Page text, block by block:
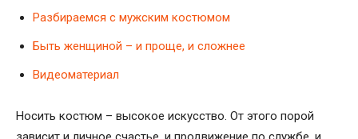
Разбираемся с мужским костюмом
Быть женщиной – и проще, и сложнее
Видеоматериал
Носить костюм – высокое искусство. От этого порой